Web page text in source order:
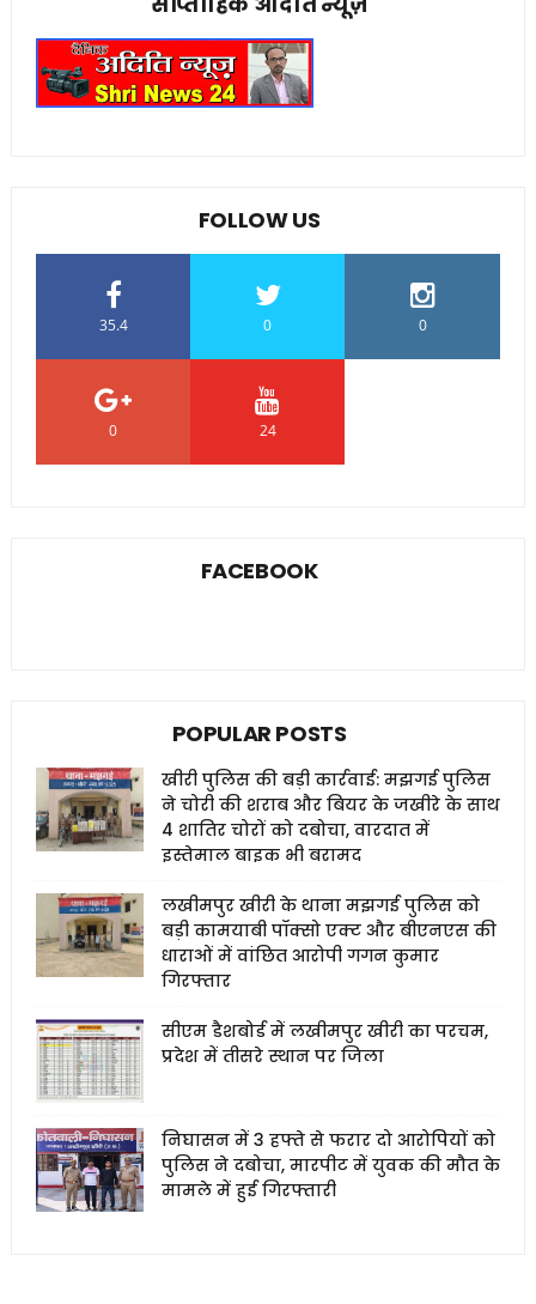
FOLLOW US
35.4 0 0
0 24
FACEBOOK
POPULAR POSTS
खीरी पुलिस की बड़ी कार्रवाई: मझगई पुलिस
ने चोरी की शराब और बियर के जखीरे के साथ
4 शातिर चोरों को दबोचा, वारदात में
इस्तेमाल बाइक भी बरामद
लखीमपुर खीरी के थाना मझगई पुलिस को
बड़ी कामयाबी पॉक्सो एक्ट और बीएनएस की
धाराओं में वांछित आरोपी गगन कुमार
गिरफ्तार
सीएम डैशबोर्ड में लखीमपुर खीरी का परचम,
प्रदेश में तीसरे स्थान पर जिला
निघासन में 3 हफ्ते से फरार दो आरोपियों को
पुलिस ने दबोचा, मारपीट में युवक की मौत के
मामले में हुई गिरफ्तारी